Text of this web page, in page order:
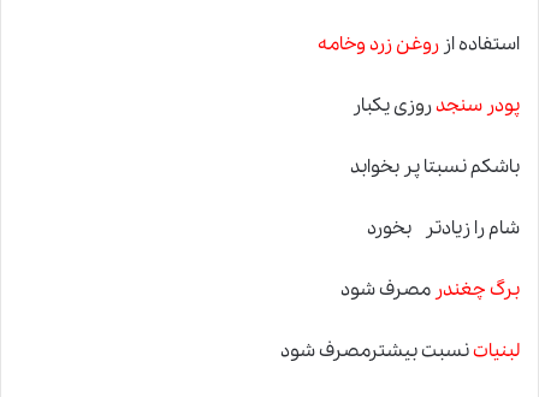
استفاده از روغن زرد وخامه
پودر سنجدروزی یکبار
باشکم نسبتا پر بخوابد
شام را زیادتر بخورد
برگ چغندر مصرف شود
لبنیاتنسبت بیشترمصرف شود